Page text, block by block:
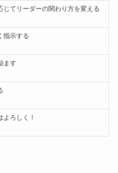
じてリーダーの関わり方を変える
指示する
ます
よろしく！